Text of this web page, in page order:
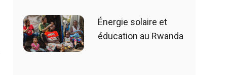
Énergie solaire et
éducation au Rwanda